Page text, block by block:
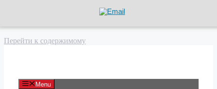
Перейти к содержимому
Menu